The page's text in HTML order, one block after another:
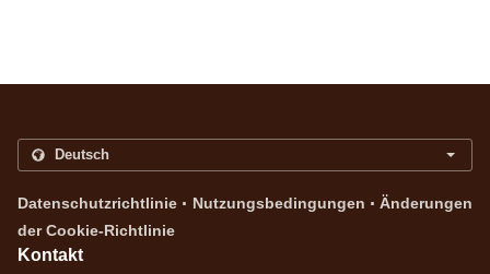
Datenschutzrichtlinie . Nutzungsbedingungen . Änderungen
der Cookie-Richtlinie
Kontakt